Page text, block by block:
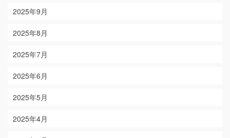
2025年9月
2025年8月
2025年7月
2025年6月
2025年5月
2025年4月